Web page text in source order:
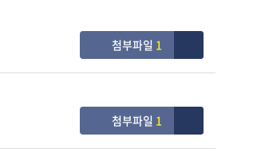
첨부파일 1
첨부파일 1